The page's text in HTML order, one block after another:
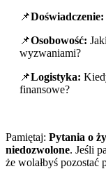
📌Doświadczenie:
📌Osobowość:
wyzwaniami?
📌Logistyka:
finansowe?
Pamiętaj: Pytania o
niedozwolone. Jeśli
że wolałbyś